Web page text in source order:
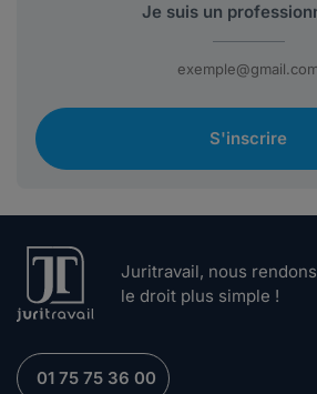
S'inscrire
Juritravail, nous rendons
le droit plus simple !
01 75 75 36 00